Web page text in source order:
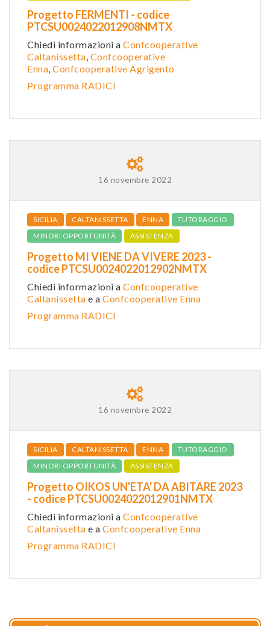
Progetto FERMENTI - codice
PTCSU0024022012908NMTX
Chiedi informazioni a Confcooperative
Caltanissetta, Confcooperative
Enna, Confcooperative Agrigento
Programma RADICI
16 novembre 2022
SICILIA CALTANISSETTA ENNA
TUTORAGGIO
MINORI OPPORTUNITÀ
ASSISTENZA
Progetto MI VIENE DA VIVERE 2023 -
codice PTCSU0024022012902NMTX
Chiedi informazioni a Confcooperative
Caltanissetta e a Confcooperative Enna
Programma RADICI
16 novembre 2022
SICILIA CALTANISSETTA ENNA
TUTORAGGIO
MINORI OPPORTUNITÀ
ASSISTENZA
Progetto OIKOS UN'ETA' DA ABITARE 2023
- codice PTCSU0024022012901NMTX
Chiedi informazioni a Confcooperative
Caltanissetta e a Confcooperative Enna
Programma RADICI